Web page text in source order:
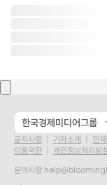
한국경제미디어그룹
공지사항 기자소개 인
이용약관
개인정보처리방침
문의사항